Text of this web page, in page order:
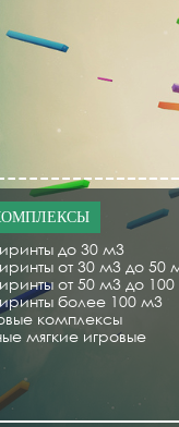
до 30 м3
от 30 м3 до 50
от 50 м3 до
более 100 м3
комплексы
мягкие игровые